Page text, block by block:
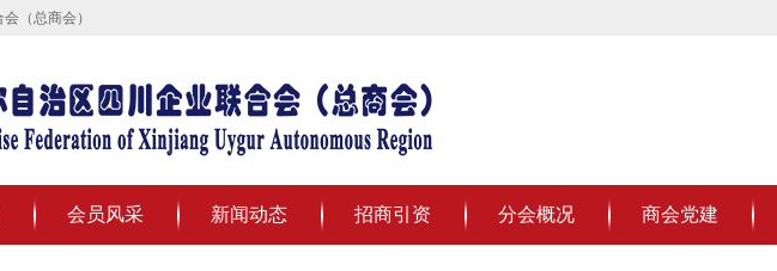
（总商会）
会员风采 新闻动态 招商引资 分会概况 商会党建